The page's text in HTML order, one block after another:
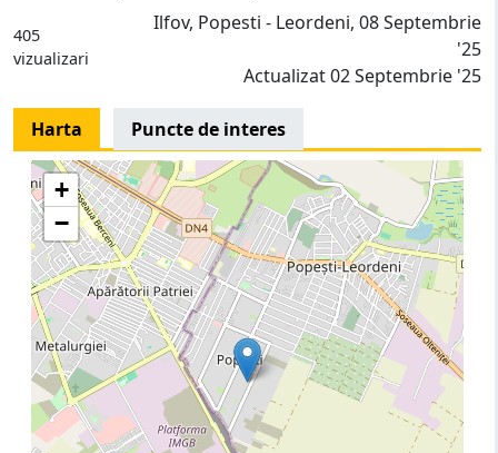
405
vizualizari
Ilfov, Popesti - Leordeni, 08 Septembrie
'25
Actualizat 02 Septembrie '25
Harta Puncte de interes
+
−